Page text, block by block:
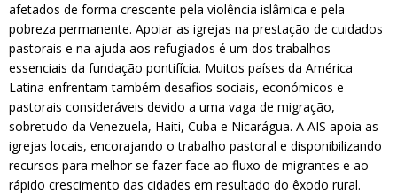
afetados de forma crescente pela violência islâmica e pela
pobreza permanente. Apoiar as igrejas na prestação de cuidados
pastorais e na ajuda aos refugiados é um dos trabalhos
essenciais da fundação pontifícia. Muitos países da América
Latina enfrentam também desafios sociais, económicos e
pastorais consideráveis devido a uma vaga de migração,
sobretudo da Venezuela, Haiti, Cuba e Nicarágua. A AIS apoia as
igrejas locais, encorajando o trabalho pastoral e disponibilizando
recursos para melhor se fazer face ao fluxo de migrantes e ao
rápido crescimento das cidades em resultado do êxodo rural.